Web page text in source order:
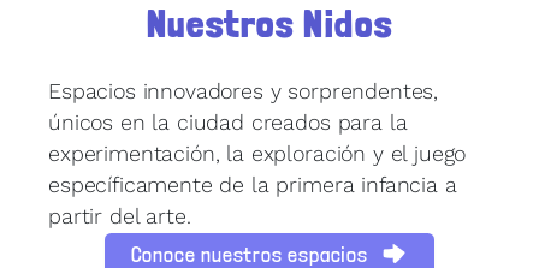
Nuestros Nidos
Espacios innovadores y sorprendentes,
únicos en la ciudad creados para la
experimentación, la exploración y el juego
específicamente de la primera infancia a
partir del arte.
Conoce nuestros espacios